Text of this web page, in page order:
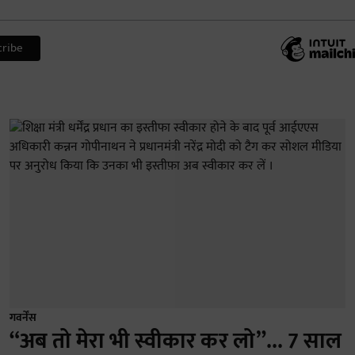
गवर्नेंस
“अब तो मेरा भी स्वीकार कर लो”... 7 साल